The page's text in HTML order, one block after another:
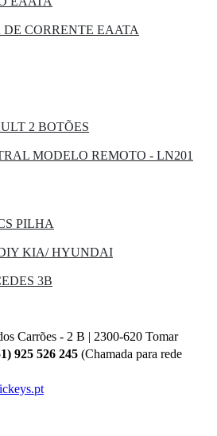
CORRENTE EAATA
2 BOTÕES
MODELO REMOTO - LN201
PILHA
KIA/ HYUNDAI
3B
Carrões - 2 B | 2300-620 Tomar
925 526 245 (Chamada para rede